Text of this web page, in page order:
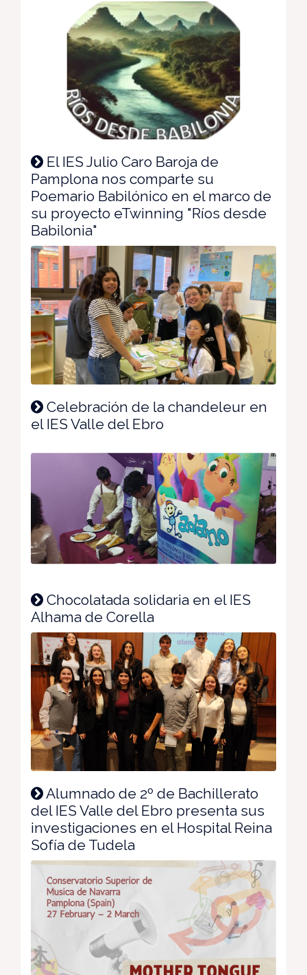
El IES Julio Caro Baroja de
Pamplona nos comparte su
Poemario Babilónico en el marco de
su proyecto eTwinning "Ríos desde
Babilonia"
Celebración de la chandeleur en
el IES Valle del Ebro
Chocolatada solidaria en el IES
Alhama de Corella
Alumnado de 2º de Bachillerato
del IES Valle del Ebro presenta sus
investigaciones en el Hospital Reina
Sofía de Tudela